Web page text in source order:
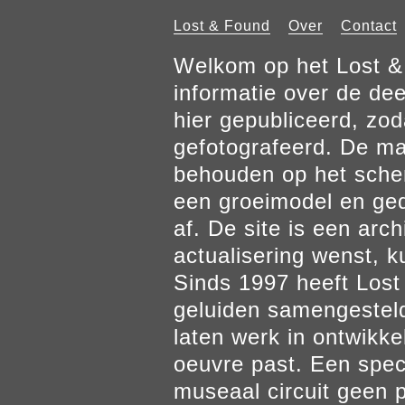
Lost & Found Over Contact
Welkom op het Lost
informatie over de
hier gepubliceerd,
gefotografeerd. De
behouden op het
een groeimodel en
af. De site is een
actualisering wenst,
Sinds 1997 heeft
geluiden
laten werk in
oeuvre past. Een
museaal circuit geen